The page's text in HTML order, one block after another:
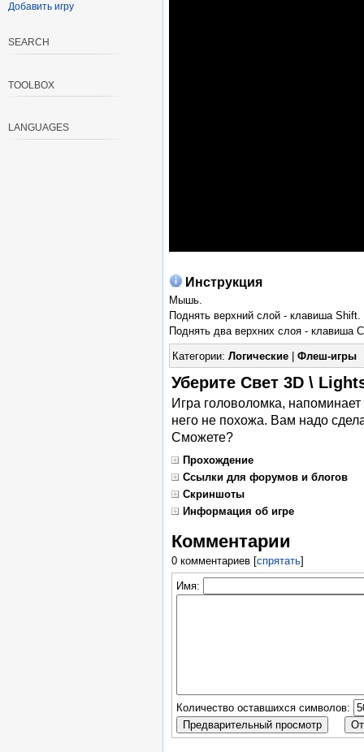
Инструкция
Мышь.
Поднять верхний слой - клавиша Shift.
Поднять два верхних слоя - клавиша
Категории: Логические| Флеш-игры
Уберите Свет 3D \
Игра головоломка,
него не похожа. Вам надо
Сможете?
Прохождение
Ссылки для форумов и блогов
Скриншоты
Информация об игре
Комментарии
0 комментариев[спрятать]
Имя:
Количество оставшихся символов:
Добавить игру
SEARCH
TOOLBOX
LANGUAGES